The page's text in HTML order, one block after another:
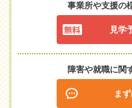
事業所や支援の
見学
障害や就職に関
ま